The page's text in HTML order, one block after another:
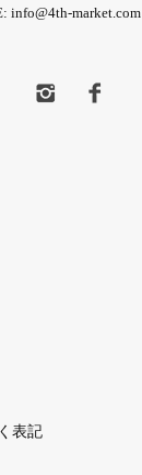
info@4th-market.com
表記